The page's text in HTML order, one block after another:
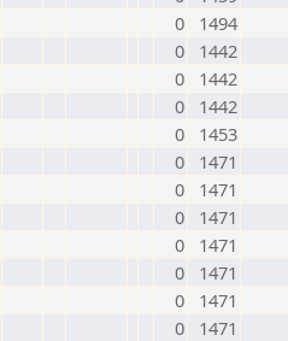
0
1494
0
1442
0
1442
0
1442
0
1453
0
1471
0
1471
0
1471
0
1471
0
1471
0
1471
0
1471